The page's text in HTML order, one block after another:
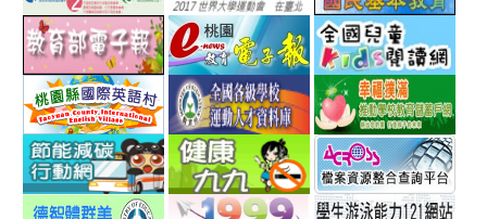
http://www.perdc.ntnu.edu.tw/anti-
flu/catalog.php?
MainCatalogID=2
http://
link
to
http://epaper.edu.tw/
link
to
http://163.30.192.132/
link
to
http://ev.tyc.edu.tw/
link
to
https://
to
link
to
http://ecolife.epa.gov.tw/cooler/default.aspx
link
to
http://
link link